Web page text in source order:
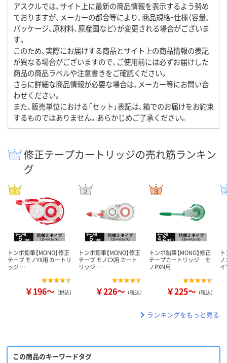
アスクルでは、サイト上に最新の商品情報を表示するよう努め
ておりますが、メーカーの都合等により、商品規格・仕様（容量、
パッケージ、原材料、原産国など）が変更される場合がございま
す。
このため、実際にお届けする商品とサイト上の商品情報の表記
が異なる場合がございますので、ご使用前には必ずお届けした
商品の商品ラベルや注意書きをご確認ください。
さらに詳細な商品情報が必要な場合は、メーカー等にお問い合
わせください。
また、販売単位における「セット」表記は、箱でのお届けをお約束
するものではありません。あらかじめご了承ください。
修正テープカートリッジの売れ筋ランキン
グ
トンボ鉛筆【MONO】修正
テープ モノYX用 カートリ
ッジ …
￥196～ （税込）
トンボ鉛筆【MONO】修正
テープ モノCX用 カート
リッジ …
￥226～ （税込）
トンボ鉛筆【MONO】修正
テープカートリッジ モ
ノPXN用
￥225～ （税込）
ランキングをもっと見る
この商品のキーワードタグ